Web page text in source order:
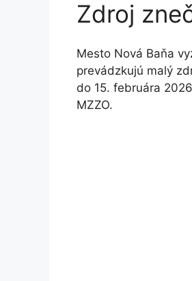
Zdroj
Mesto Nová Baňa
prevádzkujú malý
do 15. februára
MZZO.